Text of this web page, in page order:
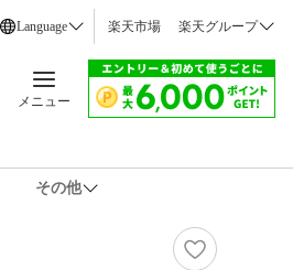
Language 楽天市場 楽天グループ
メニュー
その他